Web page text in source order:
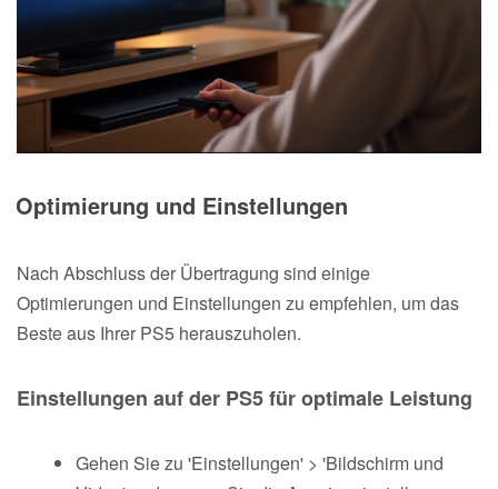
Optimierung und Einstellungen
Nach Abschluss der Übertragung sind einige
Optimierungen und Einstellungen zu empfehlen, um das
Beste aus Ihrer PS5 herauszuholen.
Einstellungen auf der PS5 für optimale Leistung
Gehen Sie zu 'Einstellungen' > 'Bildschirm und